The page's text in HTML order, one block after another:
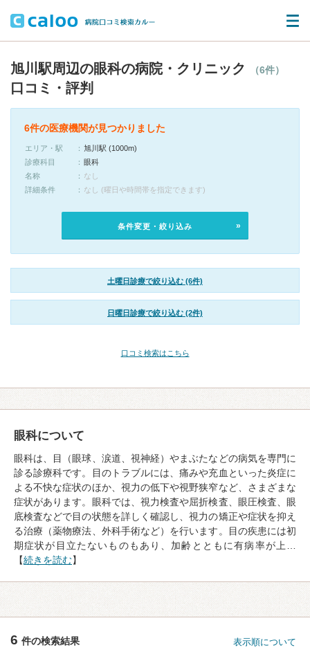
旭川駅周辺の眼科の病院・クリニック （6件）
口コミ・評判
6件の医療機関が見つかりました
エリア・駅
旭川駅 (1000m)
診療科目
眼科
名称
なし
詳細条件
なし (曜日や時間帯を指定できます)
条件変更・絞り込み
土曜日診療で絞り込む (6件)
日曜日診療で絞り込む (2件)
口コミ検索はこちら
眼科について
眼科は、目（眼球、涙道、視神経）やまぶたなどの病気を専門に
診る診療科です。目のトラブルには、痛みや充血といった炎症に
よる不快な症状のほか、視力の低下や視野狭窄など、さまざまな
症状があります。眼科では、視力検査や屈折検査、眼圧検査、眼
底検査などで目の状態を詳しく確認し、視力の矯正や症状を抑え
る治療（薬物療法、外科手術など）を行います。目の疾患には初
期症状が目立たないものもあり、加齢とともに有病率が上…
【続きを読む】
6 件の検索結果 表示順について